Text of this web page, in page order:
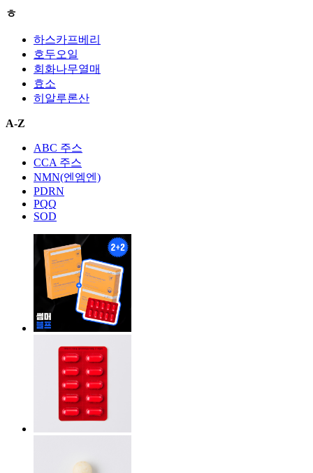
ㅎ
하스카프베리
호두오일
회화나무열매
효소
히알루론산
A-Z
ABC 주스
CCA 주스
NMN(엔엠엔)
PDRN
PQQ
SOD